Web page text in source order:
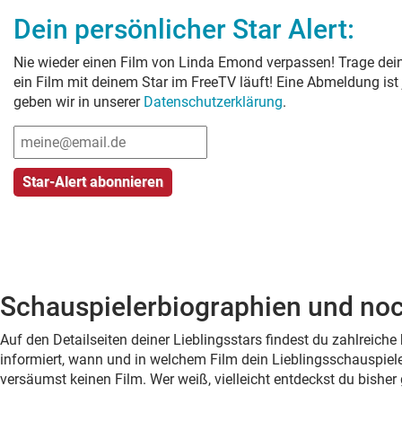
Dein persönlicher Star Alert:
Nie wieder einen Film von Linda Emond verpassen! Trage
ein Film mit deinem Star im FreeTV läuft! Eine Abmeldung
geben wir in unserer Datenschutzerklärung.
Schauspielerbiographien und
Auf den Detailseiten deiner Lieblingsstars findest du
informiert, wann und in welchem Film dein
versäumst keinen Film. Wer weiß, vielleicht entdeckst du